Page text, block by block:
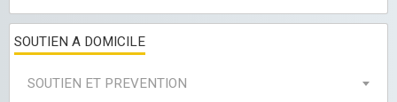
SOUTIEN A DOMICILE
SOUTIEN ET PREVENTION